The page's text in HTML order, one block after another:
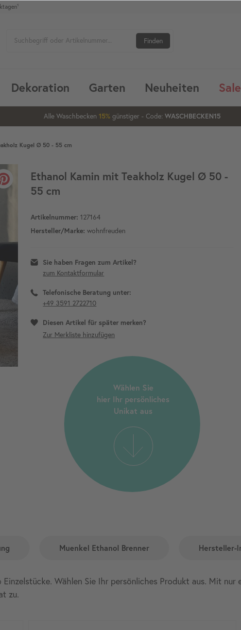
Finden
Dekoration Garten Neuheiten Sale
Alle Waschbecken 15% günstiger - Code: WASCHBECKEN15
20%
Kugel Ø 50 - 55 cm
Ethanol Kamin mit Teakholz Kugel Ø 50 -
55 cm
Artikelnummer: 127164
Hersteller/Marke: wohnfreuden
Sie haben Fragen zum Artikel?
zum Kontaktformular
Telefonische Beratung unter:
+49 3591 2722710
Diesen Artikel für später merken?
Wählen Sie
hier Ihr persönliches
Unikat aus
Wählen Sie Ihr persönliches Produkt aus. Mit
zu.
Muenkel Ethanol Brenner Hersteller-